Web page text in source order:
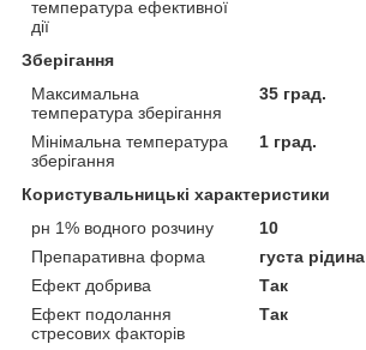
температура ефективної
дії
Зберігання
Максимальна
температура зберігання
35 град.
Мінімальна температура
зберігання
1 град.
Користувальницькі характеристики
рн 1% водного розчину
10
Препаративна форма
густа рідина
Ефект добрива
Так
Ефект подолання
стресових факторів
Так